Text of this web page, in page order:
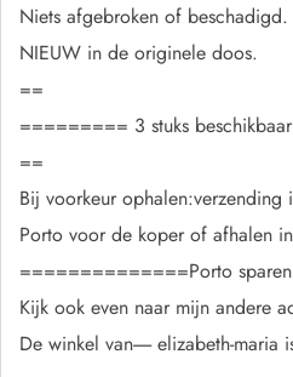
Niets afgebroken of beschadigd.
NIEUW in de originele doos.
==
========= 3 stuks
==
Bij voorkeur ophalen:verzending
Porto voor de koper of afhalen
==============Porto
Kijk ook even naar mijn andere
De winkel van----- elizabeth-